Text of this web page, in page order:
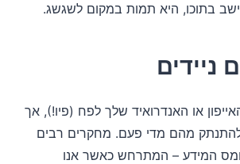
בתוכו, היא תמות במקום לשגשג.
או האנדרואיד שלך לפח (פיו!), אך
מהם מדי פעם. מחקרים רבים
המידע – המתרחש כאשר אנו